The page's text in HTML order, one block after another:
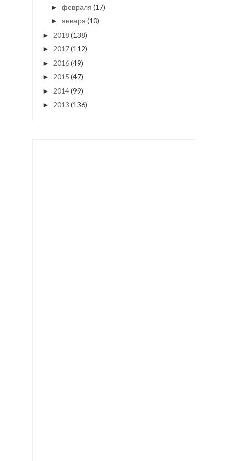
► февраля (17)
► января (10)
► 2018 (138)
► 2017(112)
► 2016(49)
► 2015 (47)
► 2014(99)
► 2013 (136)